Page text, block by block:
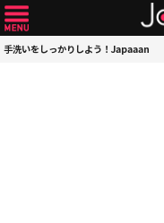
手洗いをしっかりしよう！Japaaan